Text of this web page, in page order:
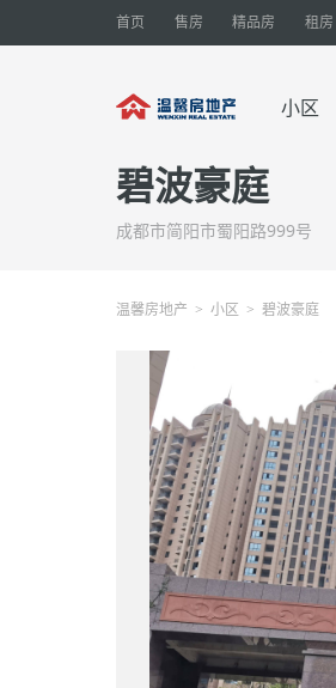
首页 售房 精品房 租房
小区
碧波豪庭
成都市简阳市蜀阳路999号
温馨房地产 > 小区 > 碧波豪庭